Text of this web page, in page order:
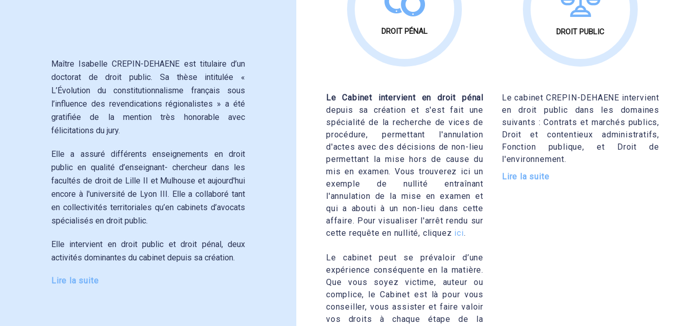
Maître Isabelle CREPIN-DEHAENE est titulaire d’un
doctorat de droit public. Sa thèse intitulée «
L’Évolution du constitutionnalisme français sous
l’influence des revendications régionalistes » a été
gratifiée de la mention très honorable avec
félicitations du jury.
Elle a assuré différents enseignements en droit
public en qualité d’enseignant- chercheur dans les
facultés de droit de Lille II et Mulhouse et aujourd'hui
encore à l'université de Lyon III. Elle a collaboré tant
en collectivités territoriales qu’en cabinets d’avocats
spécialisés en droit public.
Elle intervient en droit public et droit pénal, deux
activités dominantes du cabinet depuis sa création.
Lire la suite
DROIT PÉNAL
Le Cabinet intervient en droit pénal
depuis sa création et s'est fait une
spécialité de la recherche de vices de
procédure, permettant l'annulation
d'actes avec des décisions de non-lieu
permettant la mise hors de cause du
mis en examen. Vous trouverez ici un
exemple de nullité entraînant
l'annulation de la mise en examen et
qui a abouti à un non-lieu dans cette
affaire. Pour visualiser l'arrêt rendu sur
cette requête en nullité, cliquez ici.
Le cabinet peut se prévaloir d’une
expérience conséquente en la matière.
Que vous soyez victime, auteur ou
complice, le Cabinet est là pour vous
conseiller, vous assister et faire valoir
vos droits à chaque étape de la
DROIT PUBLIC
Le cabinet CREPIN-DEHAENE intervient
en droit public dans les domaines
suivants : Contrats et marchés publics,
Droit et contentieux administratifs,
Fonction publique, et Droit de
l'environnement.
Lire la suite